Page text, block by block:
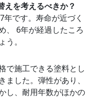
えを考えるべきか？
です。寿命が近づく
、 6年が経過したころ
。
で施工できる塗料とし
した。弾性があり、
し、耐用年数がほかの